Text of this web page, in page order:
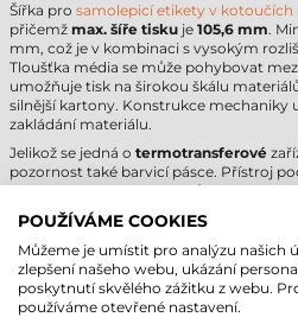
Šířka pro samolepicí etikety v kotoučích
přičemž max. šíře tisku je 105,6 mm.
mm, což je v kombinaci s vysokým
Tloušťka média se může pohybovat
umožňuje tisk na širokou škálu
silnější kartony. Konstrukce mechaniky
zakládání materiálu.
Jelikož se jedná o termotransferové
pozornost také barvicí pásce. Přístroj
páskyo délce až 450 metrů, což
je, že páska musí být alespoň o 2 mm
tisková hlava.Tiskárna etiket Godex
návinem vně (Ink-Out) na dutince o
TISKÁRNA ETIKET
POUŽÍVÁME COOKIES
Můžeme je umístit pro analýzu našich
zlepšení našeho webu, ukázání
poskytnutí skvělého zážitku z webu.
používáme otevřené nastavení.